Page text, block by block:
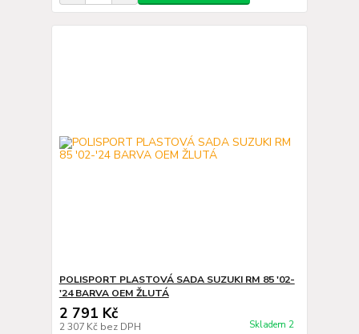
POLISPORT PLASTOVÁ SADA SUZUKI RM 85 '02-
'24 BARVA OEM ŽLUTÁ
2 791 Kč
2 307 Kč bez DPH Skladem 2